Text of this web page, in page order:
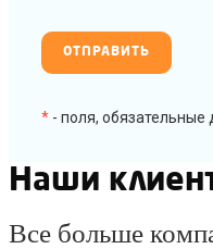
* - поля, обязательные
Наши
Все больше